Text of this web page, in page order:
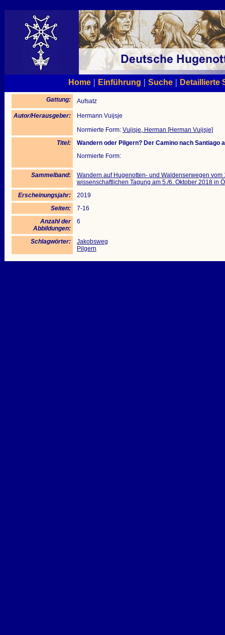
Home| Einführung | Suche| Detaillierte
Gattung: Aufsatz
Autor/Herausgeber:
Hermann Vuijsje
Normierte Form: Vuijsje, Herman [Herman Vuijsje]
Titel:
Wandern oder Pilgern? Der Camino nach Santiago
Normierte Form:
Sammelband:
Wandern auf Hugenotten- und Waldenserwegen
wissenschaftlichen Tagung am 5./6. Oktober 2018 in
Erscheinungsjahr:
2019
Seiten:
7-16
Anzahl der
Abbildungen:
6
Schlagwörter:
Jakobsweg
Pilgern